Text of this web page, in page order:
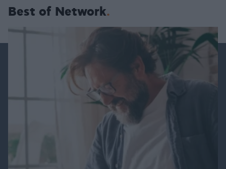
Best of Network